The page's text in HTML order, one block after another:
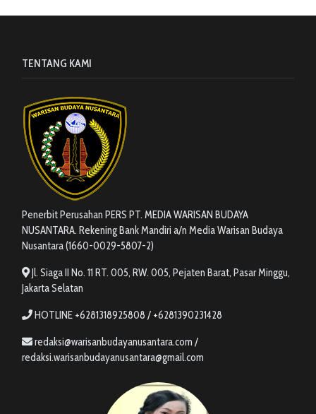
TENTANG KAMI
Penerbit Perusahan PERS PT. MEDIA WARISAN BUDAYA
NUSANTARA. Rekening Bank Mandiri a/n Media Warisan Budaya
Nusantara (1660-0029-5807-2)
Jl. Siaga II No. 11 RT. 005, RW. 005, Pejaten Barat, Pasar Minggu,
Jakarta Selatan
HOTLINE +6281318925808 / +6281390231428
redaksi@warisanbudayanusantara.com /
redaksi.warisanbudayanusantara@gmail.com